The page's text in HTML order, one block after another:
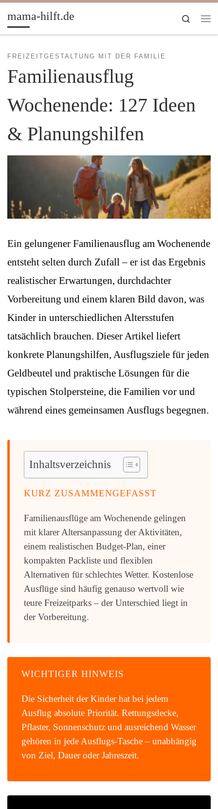
Zum Inhalt springen
mama-hilft.de
Search
FREIZEITGESTALTUNG MIT DER FAMILIE
Familienausflug
Wochenende: 127 Ideen
& Planungshilfen
Ein gelungener Familienausflug am Wochenende
entsteht selten durch Zufall – er ist das Ergebnis
realistischer Erwartungen, durchdachter
Vorbereitung und einem klaren Bild davon, was
Kinder in unterschiedlichen Altersstufen
tatsächlich brauchen. Dieser Artikel liefert
konkrete Planungshilfen, Ausflugsziele für jeden
Geldbeutel und praktische Lösungen für die
typischen Stolpersteine, die Familien vor und
während eines gemeinsamen Ausflugs begegnen.
Inhaltsverzeichnis
KURZ ZUSAMMENGEFASST
Familienausflüge am Wochenende gelingen
mit klarer Altersanpassung der Aktivitäten,
einem realistischen Budget-Plan, einer
kompakten Packliste und flexiblen
Alternativen für schlechtes Wetter. Kostenlose
Ausflüge sind häufig genauso wertvoll wie
teure Freizeitparks – der Unterschied liegt in
der Vorbereitung.
WICHTIGER HINWEIS
Die Sicherheit der Kinder hat bei jedem
Ausflug absolute Priorität. Rettungsdecke,
Pflaster, Sonnenschutz und ausreichend Wasser
gehören in jede Ausflugs-Tasche – unabhängig
von Ziel, Dauer oder Jahreszeit.